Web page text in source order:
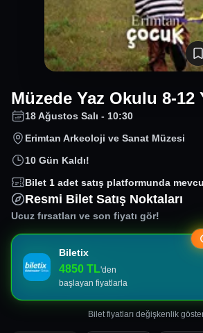
Müzede Yaz Okulu 8-12
18 Ağustos Salı - 10:30
Erimtan Arkeoloji ve Sanat Müzesi
10 Gün Kaldı!
Bilet 1 adet satış platformunda
Resmi Bilet Satış Noktaları
Ucuz fırsatları ve son fiyatı gör!
Biletix
4850 TL'den
başlayan fiyatlarla
Bilet fiyatları değişkenlik